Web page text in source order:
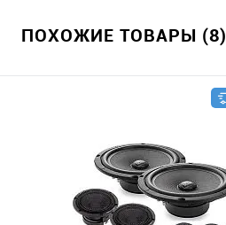
ПОХОЖИЕ ТОВАРЫ (8)